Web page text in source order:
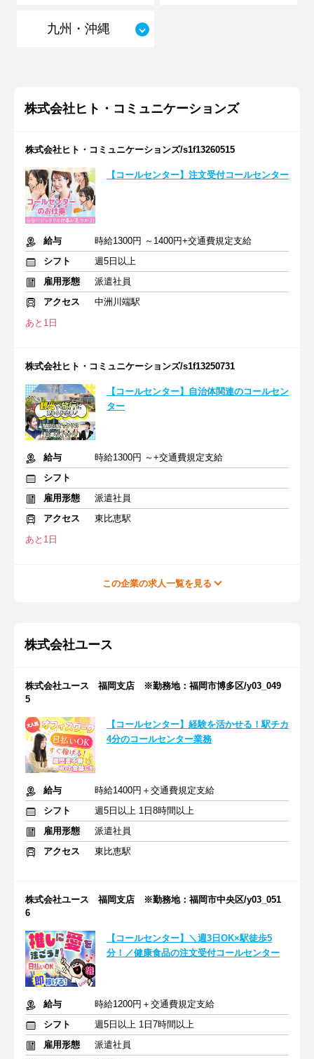
九州・沖縄
株式会社ヒト・コミュニケーションズ
株式会社ヒト・コミュニケーションズ/s1f13260515
【コールセンター】注文受付コールセンター
給与
時給1300円 ～1400円+交通費規定支給
シフト
週5日以上
雇用形態
派遣社員
アクセス
中洲川端駅
あと1日
株式会社ヒト・コミュニケーションズ/s1f13250731
【コールセンター】自治体関連のコールセン
ター
給与
時給1300円 ～+交通費規定支給
シフト
雇用形態
派遣社員
アクセス
東比恵駅
あと1日
この企業の求人一覧を見る
株式会社ユース
株式会社ユース 福岡支店 ※勤務地：福岡市博多区/y03_049
5
【コールセンター】経験を活かせる！駅チカ
4分のコールセンター業務
給与
時給1400円＋交通費規定支給
シフト
週5日以上 1日8時間以上
雇用形態
派遣社員
アクセス
東比恵駅
株式会社ユース 福岡支店 ※勤務地：福岡市中央区/y03_051
6
【コールセンター】＼週3日OK×駅徒歩5
分！／健康食品の注文受付コールセンター
給与
時給1200円＋交通費規定支給
シフト
週5日以上 1日7時間以上
雇用形態
派遣社員